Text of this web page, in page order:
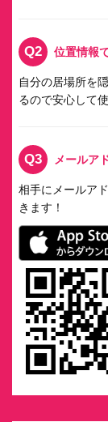
Q2 位置情報
自分の居場所を
るので安心して
Q3 メールア
相手にメールア
きます！